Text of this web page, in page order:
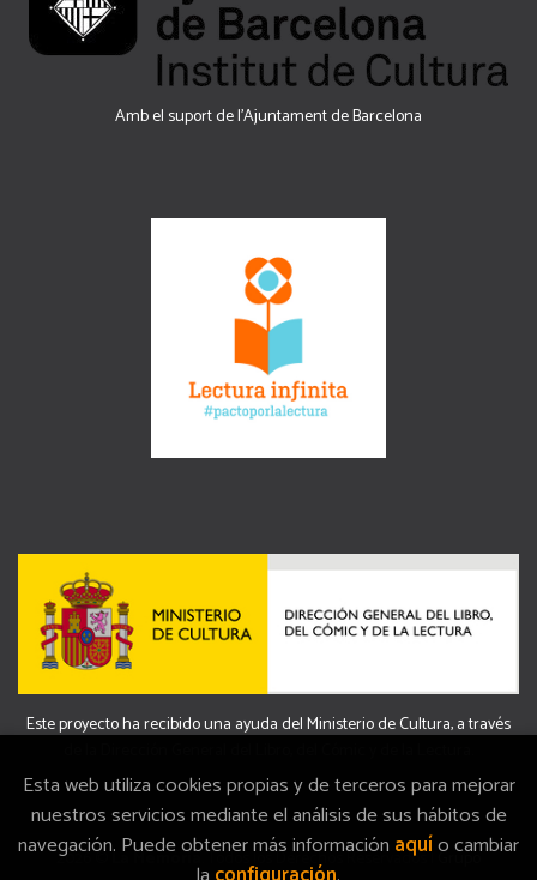
Amb el suport de l’Ajuntament de Barcelona
Este proyecto ha recibido una ayuda del Ministerio de Cultura, a través
2026 ©La Memòria. Todos los Derechos Reservados | Grupo
Esta web utiliza cookies propias y de terceros para mejorar
nuestros servicios mediante el análisis de sus hábitos de
navegación. Puede obtener más información aquío cambiar